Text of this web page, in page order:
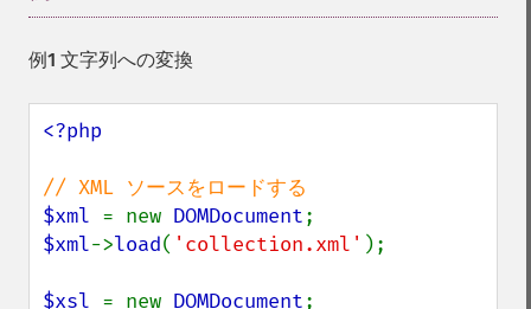
例1 文字列への変換
<?php
$xml = new DOMDocument
$xml->load( 'collection.xml' );
$xsl = new DOMDocument